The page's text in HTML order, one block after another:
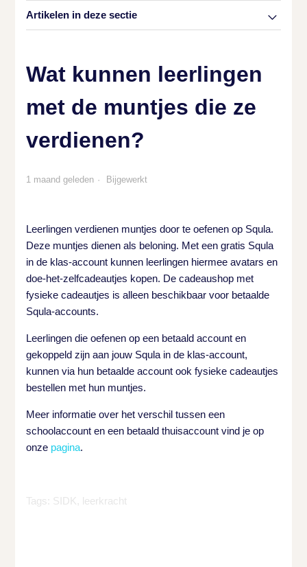
Artikelen in deze sectie
Wat kunnen leerlingen
met de muntjes die ze
verdienen?
1 maand geleden Bijgewerkt
Leerlingen verdienen muntjes door te oefenen op Squla.
Deze muntjes dienen als beloning. Met een gratis Squla
in de klas-account kunnen leerlingen hiermee avatars en
doe-het-zelfcadeautjes kopen. De cadeaushop met
fysieke cadeautjes is alleen beschikbaar voor betaalde
Squla-accounts.
Leerlingen die oefenen op een betaald account en
gekoppeld zijn aan jouw Squla in de klas-account,
kunnen via hun betaalde account ook fysieke cadeautjes
bestellen met hun muntjes.
Meer informatie over het verschil tussen een
schoolaccount en een betaald thuisaccount vind je op
onze pagina.
Tags: SIDK, leerkracht